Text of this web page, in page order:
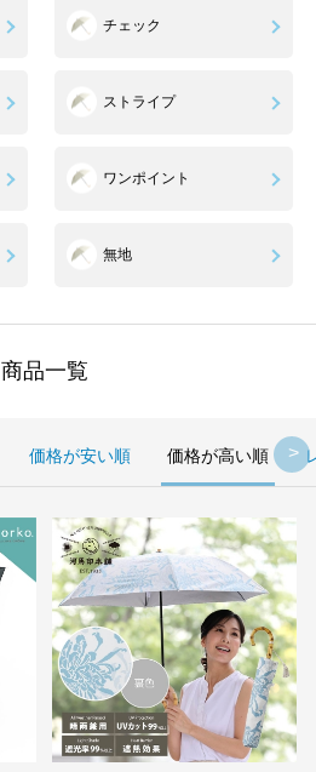
チェック
ストライプ
ワンポイント
無地
商品一覧
価格が安い順 価格が高い順